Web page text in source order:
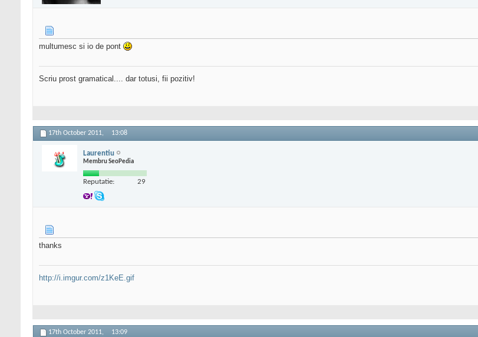
multumesc si io de pont
Scriu prost gramatical.... dar totusi, fii pozitiv!
17th October 2011, 13:08
Laurentiu
Membru SeoPedia
Reputatie: 29
thanks
http://i.imgur.com/z1KeE.gif
17th October 2011, 13:09